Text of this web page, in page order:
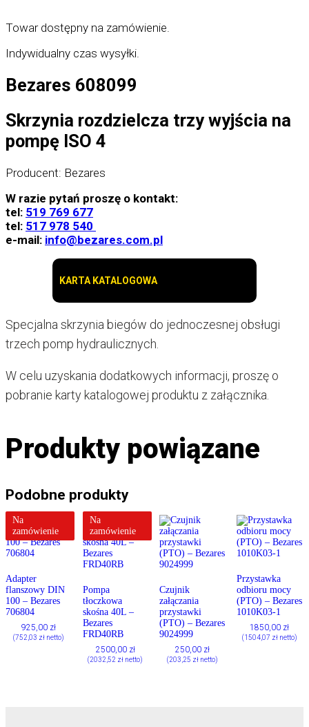
Towar dostępny na zamówienie.
Indywidualny czas wysyłki.
Bezares 608099
Skrzynia rozdzielcza trzy wyjścia na
pompę ISO 4
Producent: Bezares
W razie pytań proszę o kontakt:
tel: 519 769 677
tel: 517 978 540
e-mail: info@bezares.com.pl
KARTA KATALOGOWA
Specjalna skrzynia biegów do jednoczesnej obsługi
trzech pomp hydraulicznych.
W celu uzyskania dodatkowych informacji, proszę o
pobranie karty katalogowej produktu z załącznika.
Produkty powiązane
Podobne produkty
Na
zamówienie
Adapter
flanszowy DIN
100 – Bezares
706804
925,00 zł
(752,03 złnetto)
Na
zamówienie
Pompa
tłoczkowa
skośna 40L –
Bezares
FRD40RB
2500,00 zł
(2032,52 zł netto)
Czujnik
załączania
przystawki
(PTO) – Bezares
9024999
250,00 zł
(203,25 złnetto)
Przystawka
odbioru mocy
(PTO) – Bezares
1010K03-1
1850,00 zł
(1504,07 złnetto)